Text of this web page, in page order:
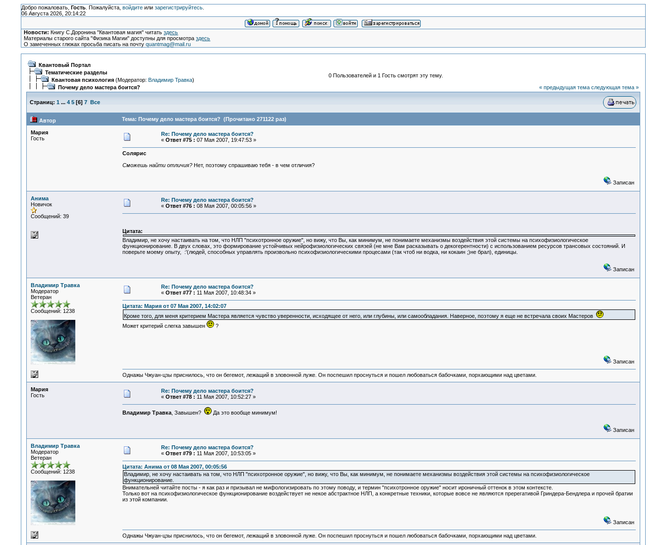
Добро пожаловать, Гость. Пожалуйста, войдитеили зарегистрируйтесь.
06 Августа 2026, 20:14:22
Новости: Книгу С.Доронина "Квантовая магия" читатьздесь
Материалы старого сайта "Физика Магии" доступны для просмотраздесь
О замеченных глюках просьба писать на почтуquantmag@mail.ru
Квантовый Портал
Тематические разделы
Квантовая психология(Модератор: Владимир Травка)
Почему дело мастера боится?
0 Пользователей и 1 Гость смотрят эту тему.
« предыдущая тема следующая тема »
Страниц: 1 ... 4 5[6] 7 Все
Автор Тема: Почему дело мастера боится? (Прочитано 271122 раз)
Мария
Гость
Re: Почему дело мастера боится?
« Ответ #75 : 07 Мая 2007, 19:47:53 »
Солярис
Сможешь найти отличия?Нет, поэтому спрашиваю тебя - в чем отличия?
Записан
Анима
Новичок
Сообщений: 39
Re: Почему дело мастера боится?
« Ответ #76 : 08 Мая 2007, 00:05:56 »
Цитата:
Владимир, не хочу настаивать на том, что НЛП "психотронное оружие", но вижу, что Вы, как минимум, не понимаете механизмы воздействия этой системы на психофизиологическое
функционирование. В двух словах, это формирование устойчивых нейрофизиологических связей (не мне Вам расказывать о декогерентности) с использованием ресурсов трансовых состояний. И
поверьте моему опыту, :'(людей, способных управлять произвольно психофизиологическими процесами (так чтоб ни водка, ни кокаин ;)не брал), единицы.
Записан
Владимир Травка
Модератор
Ветеран
Сообщений: 1238
Re: Почему дело мастера боится?
« Ответ #77 : 11 Мая 2007, 10:48:34 »
Цитата: Мария от 07 Мая 2007, 14:02:07
Кроме того, для меня критерием Мастера является чувство уверенности, исходящее от него, или глубины, или самообладания. Наверное, поэтому я еще не встречала своих Мастеров
Может критерий слегка завышен
?
Записан
Однажы Чжуан-цзы приснилось, что он бегемот, лежащий в зловонной луже. Он поспешил проснуться и пошел любоваться бабочками, порхающими над цветами.
Мария
Гость
Re: Почему дело мастера боится?
« Ответ #78 : 11 Мая 2007, 10:52:27 »
Владимир Травка, Завышен? Да это вообще минимум!
Записан
Владимир Травка
Модератор
Ветеран
Сообщений: 1238
Re: Почему дело мастера боится?
« Ответ #79 : 11 Мая 2007, 10:53:05 »
Цитата: Анима от 08 Мая 2007, 00:05:56
Владимир, не хочу настаивать на том, что НЛП "психотронное оружие", но вижу, что Вы, как минимум, не понимаете механизмы воздействия этой системы на психофизиологическое
функционирование.
Внимательней читайте посты - я как раз и призывал не мифологизировать по этому поводу, и термин "психотронное оружие" носит ироничный оттенок в этом контексте.
Только вот на психофизиологическое функционирование воздействует не некое абстрактное НЛП, а конкретные техники, которые вовсе не являются пререгативой Гриндера-Бендлера и прочей братии
из этой компании.
Записан
Однажы Чжуан-цзы приснилось, что он бегемот, лежащий в зловонной луже. Он поспешил проснуться и пошел любоваться бабочками, порхающими над цветами.